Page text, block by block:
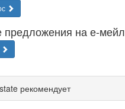
предложения на е-мейл
рекомендует